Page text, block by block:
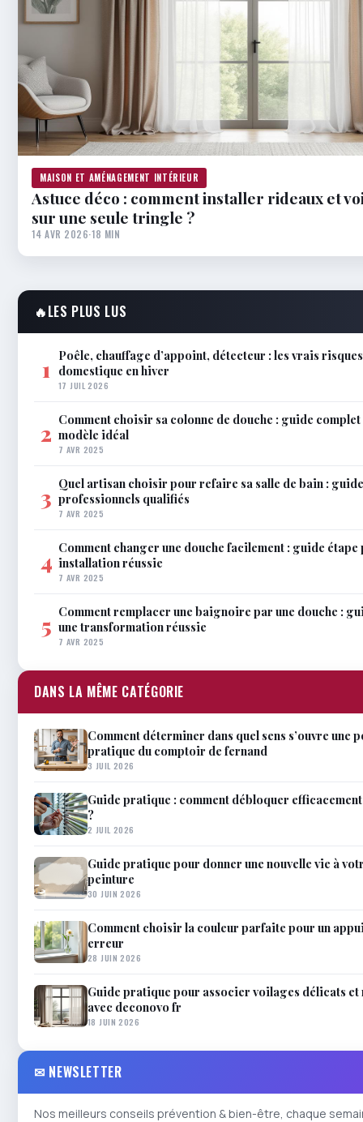
MAISON ET AMÉNAGEMENT INTÉRIEUR
Astuce déco : comment installer rideaux et
sur une seule tringle ?
14 AVR 2026·18 MIN
🔥LES PLUS LUS
1
Poêle, chauffage d’appoint, détecteur : les vrais
domestique en hiver
17 JUIL 2026
2 Comment choisir sa colonne de douche : guide
modèle idéal
7 AVR 2025
3 Quel artisan choisir pour refaire sa salle de bain :
professionnels qualifiés
7 AVR 2025
4 Comment changer une douche facilement : guide
installation réussie
7 AVR 2025
5 Comment remplacer une baignoire par une douche :
une transformation réussie
7 AVR 2025
DANS LA MÊME CATÉGORIE
Comment déterminer dans quel sens s’ouvre une
pratique du comptoir de fernand
3 JUIL 2026
Guide pratique : comment débloquer
?
2 JUIL 2026
Guide pratique pour donner une nouvelle vie à
peinture
30 JUIN 2026
Comment choisir la couleur parfaite pour un
erreur
28 JUIN 2026
Guide pratique pour associer voilages délicats
avec deconovo fr
18 JUIN 2026
✉ NEWSLETTER
Nos meilleurs conseils prévention & bien-être, chaque